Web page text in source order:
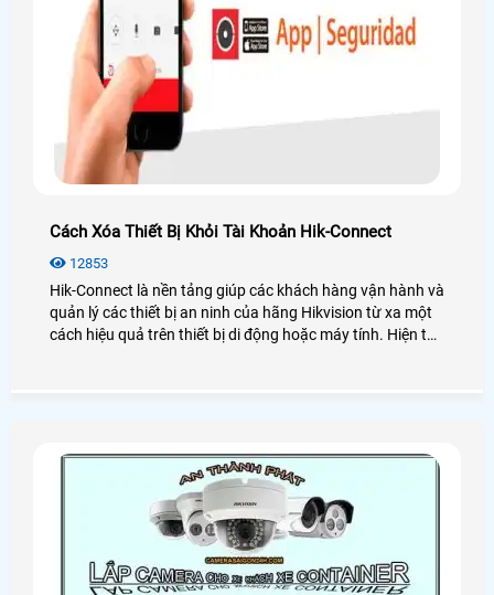
Cách Xóa Thiết Bị Khỏi Tài Khoản Hik-Connect
12853
Hik-Connect là nền tảng giúp các khách hàng vận hành và
quản lý các thiết bị an ninh của hãng Hikvision từ xa một
cách hiệu quả trên thiết bị di động hoặc máy tính. Hiện tại